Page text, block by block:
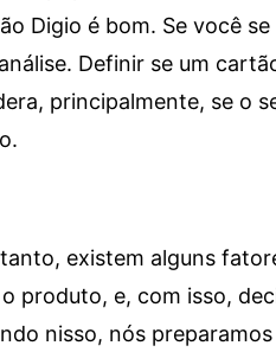
Digio é bom. Se você
Definir se um
principalmente, se o
existem alguns
produto, e, com isso,
nisso, nós